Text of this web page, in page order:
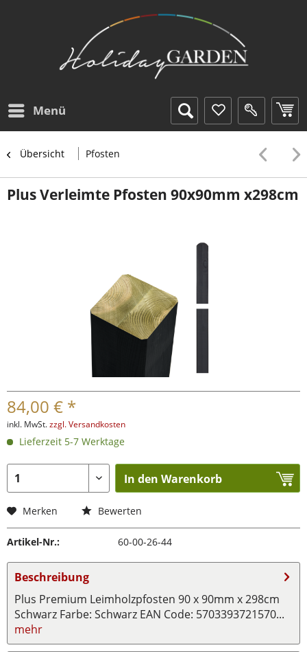
Menü
Übersicht Pfosten
Plus Verleimte Pfosten 90x90mm x298cm
84,00 € *
inkl. MwSt.zzgl. Versandkosten
Lieferzeit 5-7 Werktage
In den Warenkorb
Merken Bewerten
Artikel-Nr.: 60-00-26-44
Beschreibung
Plus Premium Leimholzpfosten 90 x 90mm x 298cm
Schwarz Farbe: Schwarz EAN Code: 5703393721570...
mehr